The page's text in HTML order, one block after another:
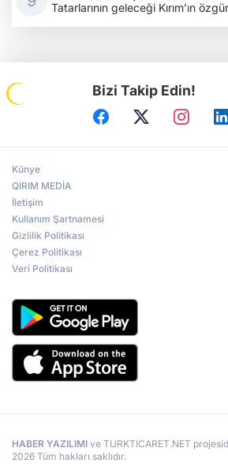
Tatarlarının geleceği Kırım’ın
Bizi Takip Edin!
Künye
QIRIM MEDİA
İletişim
Kullanım Şartnamesi
Gizlilik Politikası
Çerez Politikası
Veri Politikası
HABER YAZILIMI ve TURKTICARET.NET
2026 Tüm hakları saklıdır.